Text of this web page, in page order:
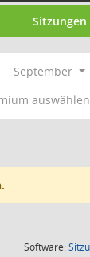
Sitzungen
September
auswählen
Software: